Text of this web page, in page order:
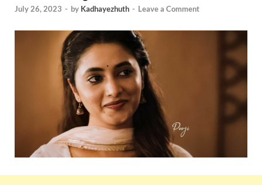
July 26, 2023 - by Kadhayezhuth - Leave a Comment